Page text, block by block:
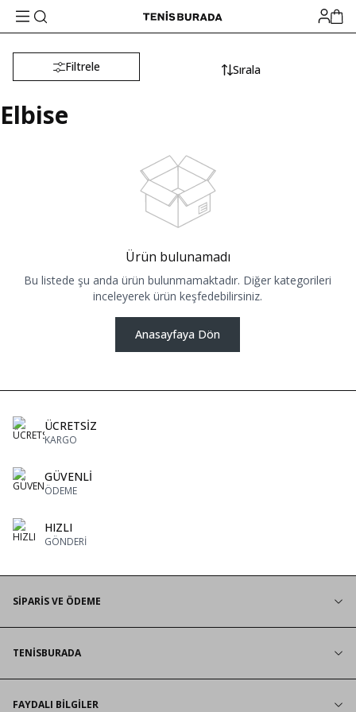
Filtrele Sırala
Elbise
Ürün bulunamadı
Bu listede şu anda ürün bulunmamaktadır. Diğer kategorileri
inceleyerek ürün keşfedebilirsiniz.
Anasayfaya Dön
ÜCRETSİZ
KARGO
GÜVENLİ
ÖDEME
HIZLI
GÖNDERİ
SİPARİS VE ÖDEME
TENİSBURADA
FAYDALI BİLGİLER